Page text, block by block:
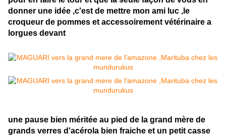
donner une idée ,c'est de mettre mon ami luc ,le
croqueur de pommes et accessoirement vétérinaire a
lorgues devant
une pause bien méritée au pied de la grand mère de
grands verres d'acérola bien fraiche et un petit casse